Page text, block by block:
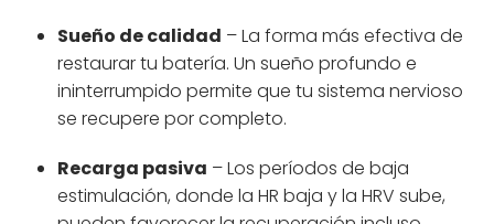
Sueño de calidad – La forma más efectiva de
restaurar tu batería. Un sueño profundo e
ininterrumpido permite que tu sistema nervioso
se recupere por completo.
Recarga pasiva – Los períodos de baja
estimulación, donde la HR baja y la HRV sube,